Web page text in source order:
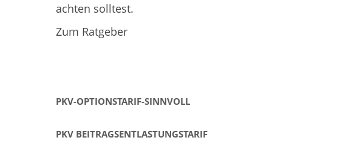
achten solltest.
Zum Ratgeber
PKV-OPTIONSTARIF-SINNVOLL
PKV BEITRAGSENTLASTUNGSTARIF